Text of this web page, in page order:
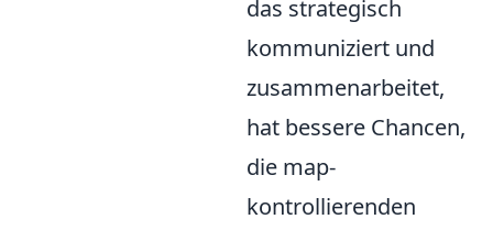
das strategisch
kommuniziert und
zusammenarbeitet,
hat bessere Chancen,
die map-
kontrollierenden